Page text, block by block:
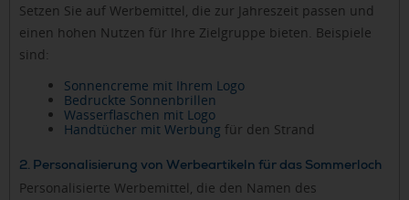
Setzen Sie auf Werbemittel, die zur Jahreszeit passen und
einen hohen Nutzen für Ihre Zielgruppe bieten. Beispiele
sind:
Sonnencreme mit Ihrem Logo
Bedruckte Sonnenbrillen
Wasserflaschen mit Logo
Handtücher mit Werbung für den Strand
2. Personalisierung von Werbeartikeln für das Sommerloch
Personalisierte Werbemittel, die den Namen des